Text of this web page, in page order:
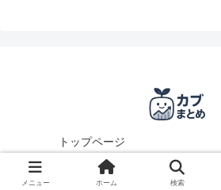
トップページ
© 2025 カブまとめ.
メニュー ホーム 検索